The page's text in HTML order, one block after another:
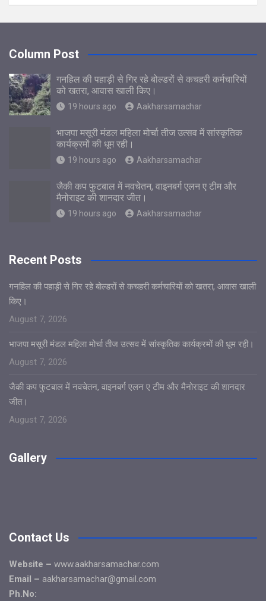
Column Post
गनहिल की पहाड़ी से गिर रहे बोल्डरों से कचहरी कर्मचारियों
को खतरा, आवास खाली किए।
19 hours ago Aakharsamachar
भाजपा मसूरी मंडल महिला मोर्चा तीज उत्सव में सांस्कृतिक
कार्यक्रमों की धूम रही।
19 hours ago Aakharsamachar
जैकी कप फुटबाल में नवचेतन, वाइनबर्ग एलन ए टीम और
मैनोराइट की शानदार जीत।
19 hours ago Aakharsamachar
Recent Posts
गनहिल की पहाड़ी से गिर रहे बोल्डरों से कचहरी कर्मचारियों को खतरा, आवास खाली
किए।
August 7, 2026
भाजपा मसूरी मंडल महिला मोर्चा तीज उत्सव में सांस्कृतिक कार्यक्रमों की धूम रही।
August 7, 2026
जैकी कप फुटबाल में नवचेतन, वाइनबर्ग एलन ए टीम और मैनोराइट की शानदार
जीत।
August 7, 2026
Gallery
Contact Us
Website – www.aakharsamachar.com
Email – aakharsamachar@gmail.com
Ph.No: